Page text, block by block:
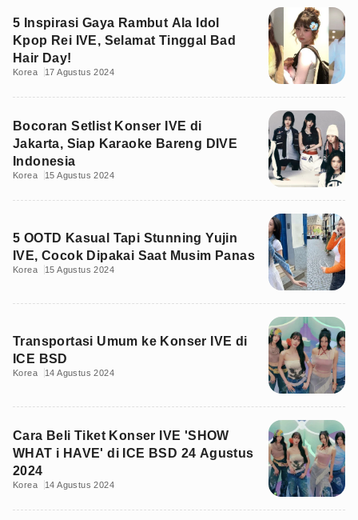
5 Inspirasi Gaya Rambut Ala Idol
Kpop Rei IVE, Selamat Tinggal Bad
Hair Day!
Korea 17 Agustus 2024
Bocoran Setlist Konser IVE di
Jakarta, Siap Karaoke Bareng DIVE
Indonesia
Korea 15 Agustus 2024
5 OOTD Kasual Tapi Stunning Yujin
IVE, Cocok Dipakai Saat Musim Panas
Korea 15 Agustus 2024
Transportasi Umum ke Konser IVE di
ICE BSD
Korea 14 Agustus 2024
Cara Beli Tiket Konser IVE 'SHOW
WHAT i HAVE' di ICE BSD 24 Agustus
2024
Korea 14 Agustus 2024